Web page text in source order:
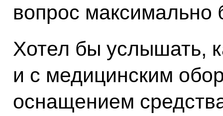
вопрос максимально
Хотел бы услышать,
и с медицинским
оснащением